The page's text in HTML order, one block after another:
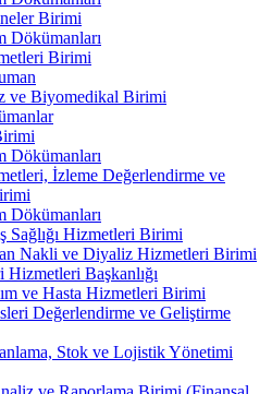
Birimi
Dökümanları
Birimi
ve Biyomedikal Birimi
Dökümanları
İzleme Değerlendirme ve
Dökümanları
Sağlığı Hizmetleri Birimi
Nakli ve Diyaliz Hizmetleri Birimi
Başkanlığı
ve Hasta Hizmetleri Birimi
Değerlendirme ve Geliştirme
Stok ve Lojistik Yönetimi